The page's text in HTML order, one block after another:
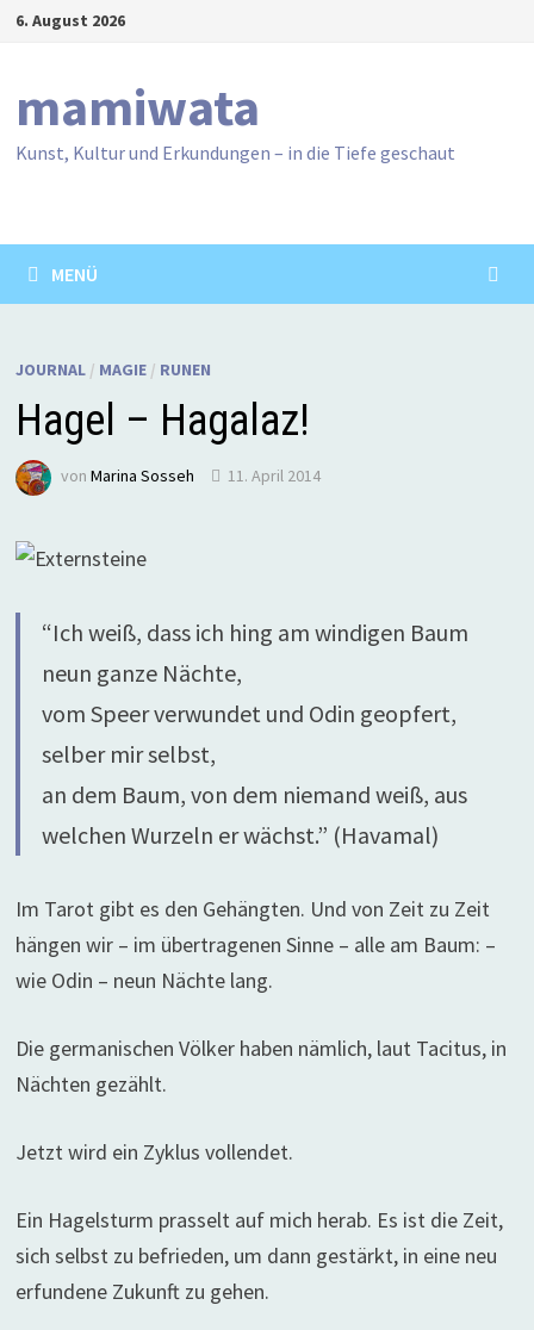
Zum6. August 2026
mamiwata
Kunst, Kultur und Erkundungen – in die Tiefe geschaut
MENÜ
JOURNAL/ MAGIE/ RUNEN
Hagel – Hagalaz!
von Marina Sosseh 11. April 2014
“Ich weiß, dass ich hing am windigen Baum
neun ganze Nächte,
vom Speer verwundet und Odin geopfert,
selber mir selbst,
an dem Baum, von dem niemand weiß, aus
welchen Wurzeln er wächst.” (Havamal)
Im Tarot gibt es den Gehängten. Und von Zeit zu Zeit
hängen wir – im übertragenen Sinne – alle am Baum: –
wie Odin – neun Nächte lang.
Die germanischen Völker haben nämlich, laut Tacitus, in
Nächten gezählt.
Jetzt wird ein Zyklus vollendet.
Ein Hagelsturm prasselt auf mich herab. Es ist die Zeit,
sich selbst zu befrieden, um dann gestärkt, in eine neu
erfundene Zukunft zu gehen.